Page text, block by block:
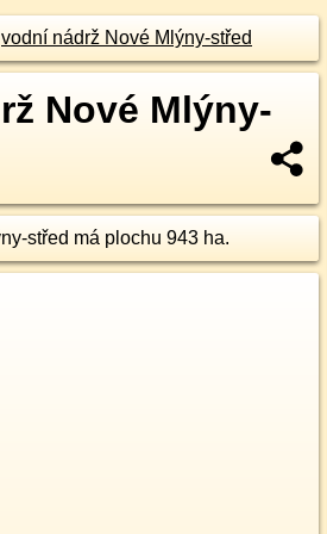
vodní nádrž Nové Mlýny-střed
Nové Mlýny-
střed má plochu 943 ha.